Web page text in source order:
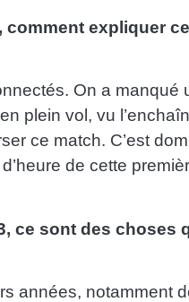
expliquer
On a
plein vol, vu
ce match. C’est
de cette
ce sont des choses
années, notamment